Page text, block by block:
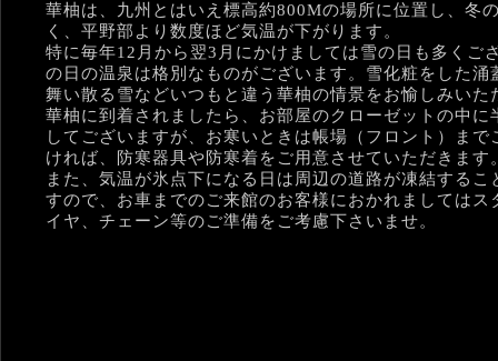
華柚は、九州とはいえ標高約800Mの場所に位置し、冬
く、平野部より数度ほど気温が下がります。
特に毎年12月から翌3月にかけましては雪の日も多くご
の日の温泉は格別なものがございます。雪化粧をした涌
舞い散る雪などいつもと違う華柚の情景をお愉しみいた
華柚に到着されましたら、お部屋のクローゼットの中に
してございますが、お寒いときは帳場（フロント）まで
ければ、防寒器具や防寒着をご用意させていただきます
また、気温が氷点下になる日は周辺の道路が凍結するこ
すので、お車までのご来館のお客様におかれましてはス
イヤ、チェーン等のご準備をご考慮下さいませ。